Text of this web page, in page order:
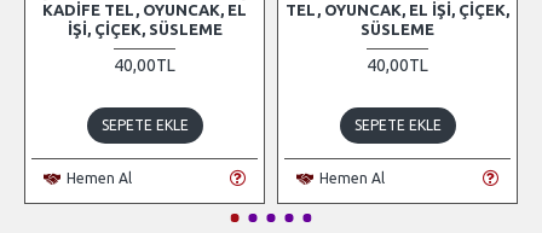
KADIFE TEL, OYUNCAK, EL
İŞI, ÇIÇEK, SÜSLEME
40,00TL
SEPETE EKLE
Hemen Al
TEL, OYUNCAK, EL İŞI, ÇIÇEK,
SÜSLEME
40,00TL
SEPETE EKLE
Hemen Al